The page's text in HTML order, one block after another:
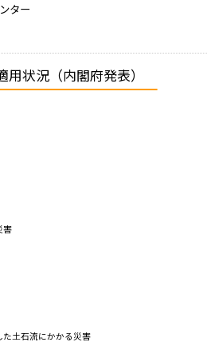
ター
状況（内閣府発表）
害
土石流にかかる災害